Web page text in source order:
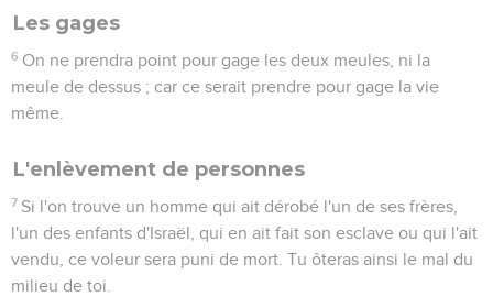
Les gages
6 On ne prendra point pour gage les deux meules, ni la
meule de dessus ; car ce serait prendre pour gage la vie
même.
L'enlèvement de personnes
7 Si l'on trouve un homme qui ait dérobé l'un de ses frères,
l'un des enfants d'Israël, qui en ait fait son esclave ou qui l'ait
vendu, ce voleur sera puni de mort. Tu ôteras ainsi le mal du
milieu de toi.